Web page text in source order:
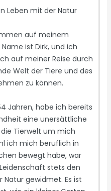
Leben mit der Natur
auf meinem
ist Dirk, und ich
auf meiner Reise durch
Welt der Tiere und des
zu können.
Jahren, habe ich bereits
eine unersättliche
Tierwelt um mich
ich mich beruflich in
bewegt habe, war
stets den
Natur gewidmet. Es ist